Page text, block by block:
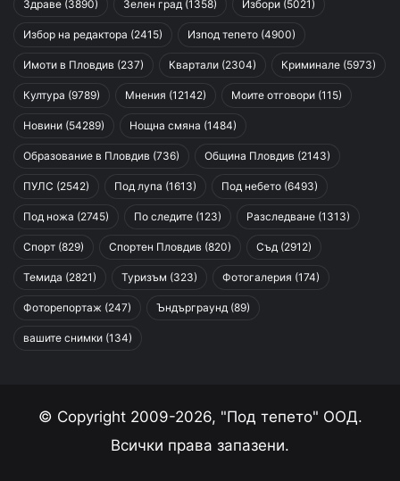
Здраве (3890) Зелен град (1358) Избори (5021)
Избор на редактора (2415) Изпод тепето (4900)
Имоти в Пловдив (237) Квартали (2304) Криминале (5973)
Култура (9789) Мнения (12142) Моите отговори (115)
Новини (54289) Нощна смяна (1484)
Образование в Пловдив (736) Община Пловдив (2143)
ПУЛС (2542) Под лупа (1613) Под небето (6493)
Под ножа (2745) По следите (123) Разследване (1313)
Спорт (829) Спортен Пловдив (820) Съд (2912)
Темида (2821) Туризъм (323) Фотогалерия (174)
Фоторепортаж (247) Ъндърграунд (89)
вашите снимки (134)
© Copyright 2009-2026, "Под тепето" ООД.
Всички права запазени.